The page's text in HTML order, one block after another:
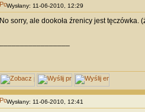
Wysłany: 11-06-2010, 12:29
No sorry, ale dookoła źrenicy jest tęczówka.
Wysłany: 11-06-2010, 12:41